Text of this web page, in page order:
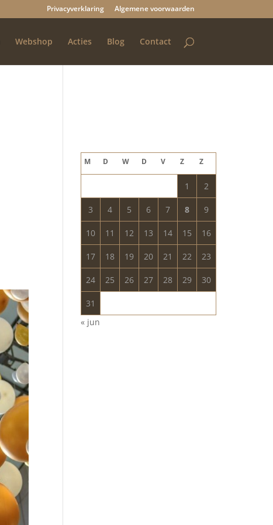
Privacyverklaring Algemene voorwaarden
Webshop Acties Blog Contact
M D W D V Z Z
1 2
3 4 5 6 7 8 9
10 11 12 13 14 15 16
17 18 19 20 21 22 23
24 25 26 27 28 29 30
31
« jun